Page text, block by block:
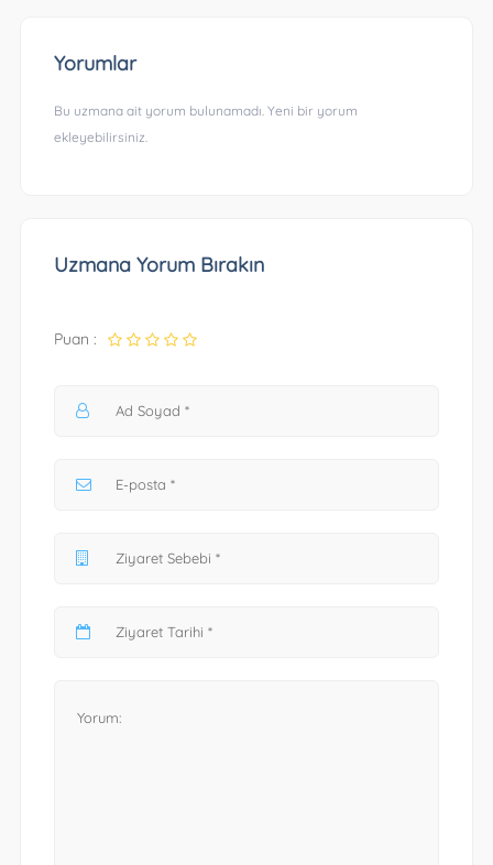
Yorumlar
Bu uzmana ait yorum bulunamadı. Yeni bir yorum
ekleyebilirsiniz.
Uzmana Yorum Bırakın
Puan :